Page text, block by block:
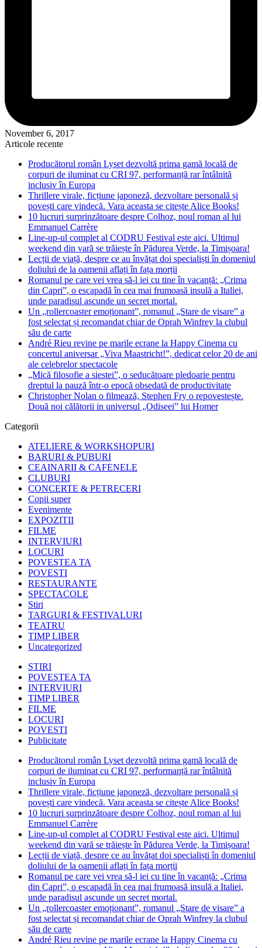
November 6, 2017
Articole recente
Producătorul român Lyset dezvoltă prima gamă locală de
corpuri de iluminat cu CRI 97, performanță rar întâlnită
inclusiv în Europa
Thrillere virale, ficțiune japoneză, dezvoltare personală și
povești care vindecă. Vara aceasta se citește Alice Books!
10 lucruri surprinzătoare despre Colhoz, noul roman al lui
Emmanuel Carrère
Line-up-ul complet al CODRU Festival este aici. Ultimul
weekend din vară se trăiește în Pădurea Verde, la Timișoara!
Lecții de viață, despre ce au învățat doi specialiști în domeniul
doliului de la oamenii aflați în fața morții
Romanul pe care vei vrea să-l iei cu tine în vacanță: „Crima
din Capri”, o escapadă în cea mai frumoasă insulă a Italiei,
unde paradisul ascunde un secret mortal.
Un „rollercoaster emoționant”, romanul „Stare de visare” a
fost selectat și recomandat chiar de Oprah Winfrey la clubul
său de carte
André Rieu revine pe marile ecrane la Happy Cinema cu
concertul aniversar „Viva Maastricht!”, dedicat celor 20 de ani
ale celebrelor spectacole
„Mică filosofie a siestei”, o seducătoare pledoarie pentru
dreptul la pauză într-o epocă obsedată de productivitate
Christopher Nolan o filmează, Stephen Fry o repovestește.
Două noi călătorii in universul „Odiseei” lui Homer
Categorii
ATELIERE & WORKSHOPURI
BARURI & PUBURI
CEAINARII & CAFENELE
CLUBURI
CONCERTE & PETRECERI
Copii super
Evenimente
EXPOZITII
FILME
INTERVIURI
LOCURI
POVESTEA TA
POVESTI
RESTAURANTE
SPECTACOLE
Stiri
TARGURI & FESTIVALURI
TEATRU
TIMP LIBER
Uncategorized
STIRI
POVESTEA TA
INTERVIURI
TIMP LIBER
FILME
LOCURI
POVESTI
Publicitate
Producătorul român Lyset dezvoltă prima gamă locală de
corpuri de iluminat cu CRI 97, performanță rar întâlnită
inclusiv în Europa
Thrillere virale, ficțiune japoneză, dezvoltare personală și
povești care vindecă. Vara aceasta se citește Alice Books!
10 lucruri surprinzătoare despre Colhoz, noul roman al lui
Emmanuel Carrère
Line-up-ul complet al CODRU Festival este aici. Ultimul
weekend din vară se trăiește în Pădurea Verde, la Timișoara!
Lecții de viață, despre ce au învățat doi specialiști în domeniul
doliului de la oamenii aflați în fața morții
Romanul pe care vei vrea să-l iei cu tine în vacanță: „Crima
din Capri”, o escapadă în cea mai frumoasă insulă a Italiei,
unde paradisul ascunde un secret mortal.
Un „rollercoaster emoționant”, romanul „Stare de visare” a
fost selectat și recomandat chiar de Oprah Winfrey la clubul
său de carte
André Rieu revine pe marile ecrane la Happy Cinema cu